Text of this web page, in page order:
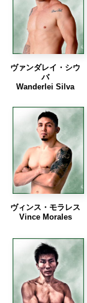
ヴァンダレイ・シウ
バ
Wanderlei Silva
ヴィンス・モラレス
Vince Morales